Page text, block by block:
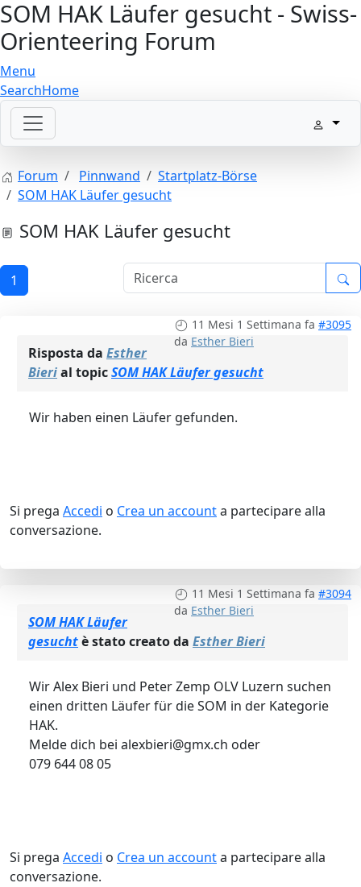
SOM HAK Läufer gesucht - Swiss-
Orienteering Forum
Menu
SearchHome
Forum Pinnwand
Startplatz-Börse
SOM HAK Läufer gesucht
SOM HAK Läufer gesucht
1
11 Mesi 1 Settimana fa #3095
da Esther Bieri
Risposta da Esther
Bierial topicSOM HAK Läufer gesucht
Wir haben einen Läufer gefunden.
Si prega Accedi o Crea un accounta partecipare alla
conversazione.
11 Mesi 1 Settimana fa #3094
da Esther Bieri
SOM HAK Läufer
gesuchtè stato creato da Esther Bieri
Wir Alex Bieri und Peter Zemp OLV Luzern suchen
einen dritten Läufer für die SOM in der Kategorie
HAK.
Melde dich bei alexbieri@gmx.ch oder
079 644 08 05
Si prega Accedi o Crea un accounta partecipare alla
conversazione.